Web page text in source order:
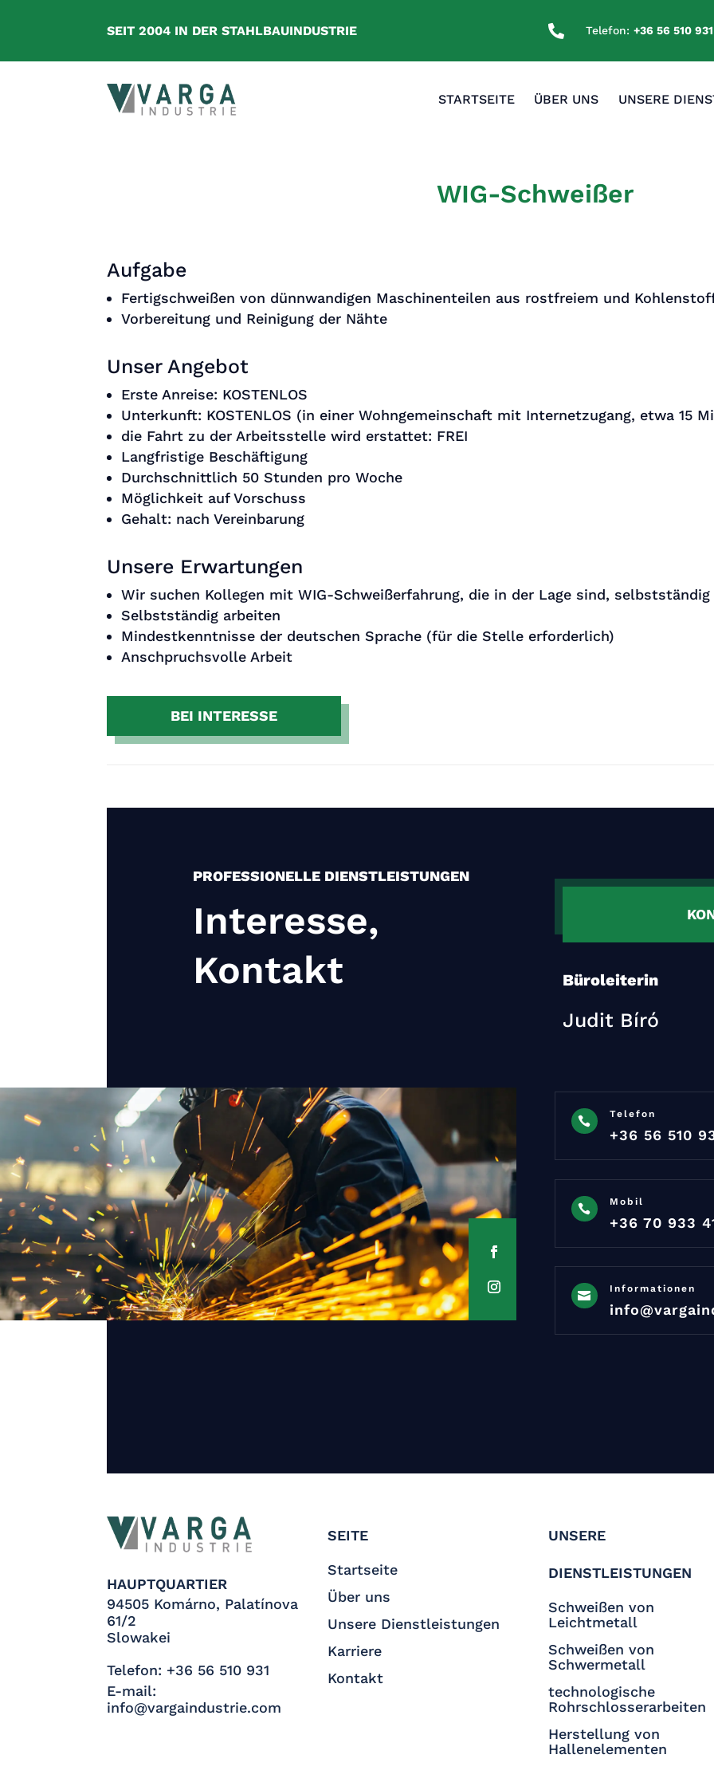
SEIT 2004 IN DER STAHLBAUINDUSTRIE  Telefon:+36 56 510 931
STARTSEITE ÜBER UNS UNSERE
WIG-Schweißer
Aufgabe
Fertigschweißen von dünnwandigen Maschinenteilen aus rostfreiem und
Vorbereitung und Reinigung der Nähte
Unser Angebot
Erste Anreise: KOSTENLOS
Unterkunft: KOSTENLOS (in einer Wohngemeinschaft mit Internetzugang, etwa 15
die Fahrt zu der Arbeitsstelle wird erstattet: FREI
Langfristige Beschäftigung
Durchschnittlich 50 Stunden pro Woche
Möglichkeit auf Vorschuss
Gehalt: nach Vereinbarung
Unsere Erwartungen
Wir suchen Kollegen mit WIG-Schweißerfahrung, die in der Lage sind,
Selbstständig arbeiten
Mindestkenntnisse der deutschen Sprache (für die Stelle erforderlich)
Anschpruchsvolle Arbeit
BEI INTERESSE
PROFESSIONELLE DIENSTLEISTUNGEN
Interesse,
Kontakt
Büroleiterin
Judit Bíró

Telefon
+36 56 510

Mobil
+36 70 933

Informationen
HAUPTQUARTIER
94505 Komárno, Palatínova
61/2
Slowakei
Telefon: +36 56 510 931
E-mail:
info@vargaindustrie.com
SEITE
Startseite
Über uns
Unsere Dienstleistungen
Karriere
Kontakt
UNSERE
DIENSTLEISTUNGEN
Schweißen von
Leichtmetall
Schweißen von
Schwermetall
technologische
Rohrschlosserarbeiten
Herstellung von
Hallenelementen